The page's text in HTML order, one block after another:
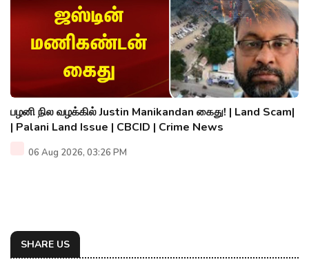
பழனி நில வழக்கில் Justin Manikandan கைது! | Land Scam|
| Palani Land Issue | CBCID | Crime News
06 Aug 2026, 03:26 PM
SHARE US